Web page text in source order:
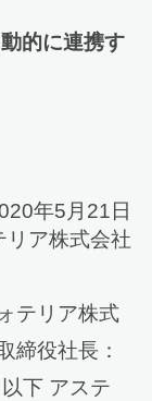
的に連携す
年5月21日
リア株式会社
テリア株式
締役社長：
下 アステ